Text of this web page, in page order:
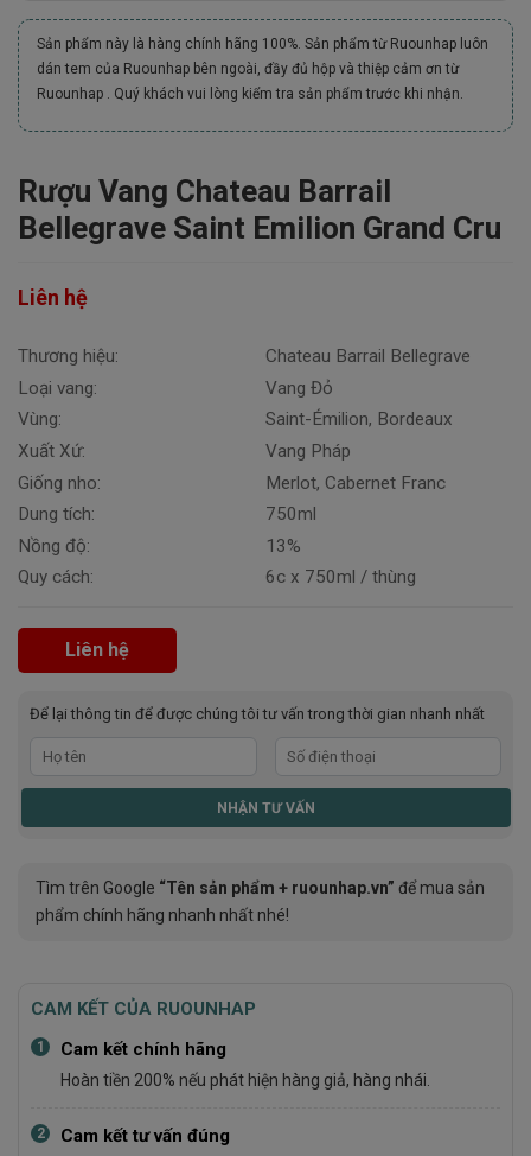
Sản phẩm này là hàng chính hãng 100%. Sản phẩm từ Ruounhap luôn
dán tem của Ruounhap bên ngoài, đầy đủ hộp và thiệp cảm ơn từ
Ruounhap . Quý khách vui lòng kiểm tra sản phẩm trước khi nhận.
Rượu Vang Chateau Barrail
Bellegrave Saint Emilion Grand Cru
Liên hệ
Thương hiệu:
Loại vang:
Vùng:
Xuất Xứ:
Giống nho:
Dung tích:
Nồng độ:
Quy cách:
Chateau Barrail Bellegrave
Vang Đỏ
Saint-Émilion, Bordeaux
Vang Pháp
Merlot, Cabernet Franc
750ml
13%
6c x 750ml / thùng
Liên hệ
Để lại thông tin để được chúng tôi tư vấn trong thời gian nhanh nhất
Tìm trên Google “Tên sản phẩm + ruounhap.vn” để mua sản
phẩm chính hãng nhanh nhất nhé!
CAM KẾT CỦA RUOUNHAP
1 Cam kết chính hãng
Hoàn tiền 200% nếu phát hiện hàng giả, hàng nhái.
2 Cam kết tư vấn đúng